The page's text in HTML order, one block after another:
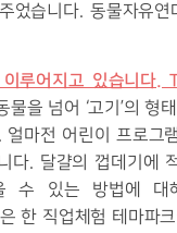
었습니다. 동물자유
루어지고 있습니다.
물을 넘어 ‘고기’의 형
마전 어린이 프로그램
다. 달걀의 껍데기에
수 있는 방법에 대
한 직업체험 테마파